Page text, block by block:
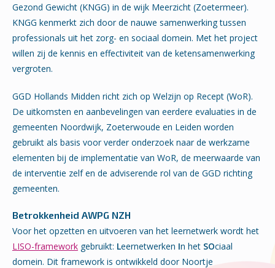
Gezond Gewicht (KNGG) in de wijk Meerzicht (Zoetermeer).
KNGG kenmerkt zich door de nauwe samenwerking tussen
professionals uit het zorg- en sociaal domein. Met het project
willen zij de kennis en effectiviteit van de ketensamenwerking
vergroten.
GGD Hollands Midden richt zich op Welzijn op Recept (WoR).
De uitkomsten en aanbevelingen van eerdere evaluaties in de
gemeenten Noordwijk, Zoeterwoude en Leiden worden
gebruikt als basis voor verder onderzoek naar de werkzame
elementen bij de implementatie van WoR, de meerwaarde van
de interventie zelf en de adviserende rol van de GGD richting
gemeenten.
Betrokkenheid AWPG NZH
Voor het opzetten en uitvoeren van het leernetwerk wordt het
LISO-framework gebruikt: Leernetwerken In het SOciaal
domein. Dit framework is ontwikkeld door Noortje